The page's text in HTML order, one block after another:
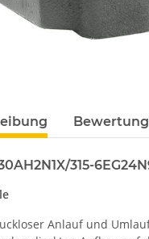
315-
Anlauf und